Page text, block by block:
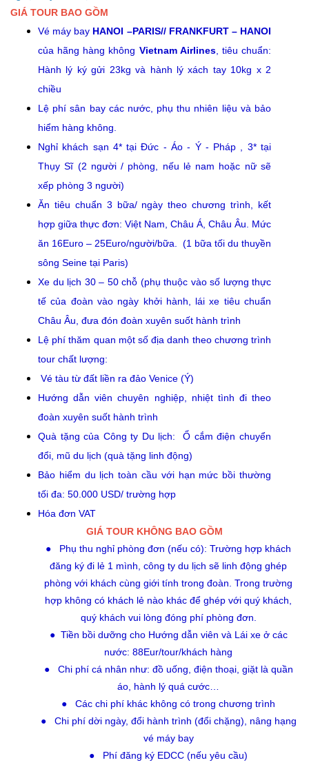
GIÁ TOUR BAO GỒM
Vé máy bay HANOI –PARIS// FRANKFURT – HANOI
của hãng hàng không Vietnam Airlines, tiêu chuẩn:
Hành lý ký gửi 23kg và hành lý xách tay 10kg x 2
chiều
Lệ phí sân bay các nước, phụ thu nhiên liệu và bảo
hiểm hàng không.
Nghỉ khách sạn 4* tại Đức - Áo - Ý - Pháp , 3* tại
Thụy Sĩ (2 người / phòng, nếu lẻ nam hoặc nữ sẽ
xếp phòng 3 người)
Ăn tiêu chuẩn 3 bữa/ ngày theo chương trình, kết
hợp giữa thực đơn: Việt Nam, Châu Á, Châu Âu. Mức
ăn 16Euro – 25Euro/người/bữa. (1 bữa tối du thuyền
sông Seine tại Paris)
Xe du lịch 30 – 50 chỗ (phụ thuộc vào số lượng thực
tế của đoàn vào ngày khởi hành, lái xe tiêu chuẩn
Châu Âu, đưa đón đoàn xuyên suốt hành trình
Lệ phí thăm quan một số địa danh theo chương trình
tour chất lượng:
Vé tàu từ đất liền ra đảo Venice (Ý)
Hướng dẫn viên chuyên nghiệp, nhiệt tình đi theo
đoàn xuyên suốt hành trình
Quà tặng của Công ty Du lịch: Ổ cắm điện chuyển
đổi, mũ du lịch (quà tặng linh động)
Bảo hiểm du lịch toàn cầu với hạn mức bồi thường
tối đa: 50.000 USD/ trường hợp
Hóa đơn VAT
GIÁ TOUR KHÔNG BAO GỒM
● Phụ thu nghỉ phòng đơn (nếu có): Trường hợp khách
đăng ký đi lẻ 1 mình, công ty du lịch sẽ linh động ghép
phòng với khách cùng giới tính trong đoàn. Trong trường
hợp không có khách lẻ nào khác để ghép với quý khách,
quý khách vui lòng đóng phí phòng đơn.
● Tiền bồi dưỡng cho Hướng dẫn viên và Lái xe ở các
nước: 88Eur/tour/khách hàng
● Chi phí cá nhân như: đồ uống, điện thoại, giặt là quần
áo, hành lý quá cước…
● Các chi phí khác không có trong chương trình
● Chi phí dời ngày, đổi hành trình (đổi chặng), nâng hạng
vé máy bay
● Phí đăng ký EDCC (nếu yêu cầu)